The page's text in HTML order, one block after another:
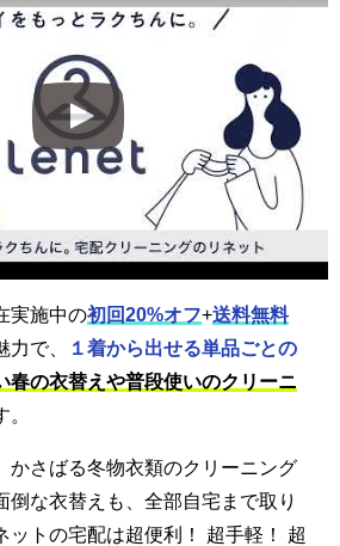
実施中の初回20%オフ+送料無料
で、
１着から出せる単品ごとの
春の衣替えや普段使いのクリーニ
かさばる冬物衣類のクリーニング
倒な衣替えも、全部自宅まで取り
ットの宅配は超便利！ 超手軽！ 超